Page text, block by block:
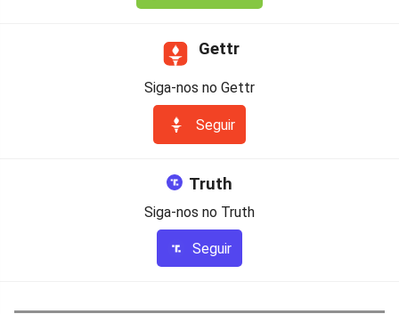
Gettr
Siga-nos no Gettr
Seguir
Truth
Siga-nos no Truth
Seguir